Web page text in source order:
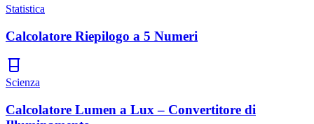
Statistica
Calcolatore Riepilogo a 5 Numeri
Scienza
Calcolatore Lumen a Lux – Convertitore di